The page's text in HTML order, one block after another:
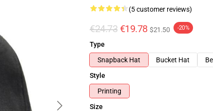
(5 customer reviews)
€24.73 €19.78 $21.50 -20%
Type
Snapback Hat
Bucket Hat
Style
Printing
Size